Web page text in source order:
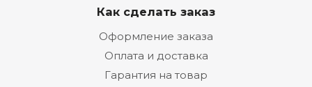
Как сделать заказ
Оформление заказа
Оплата и доставка
Гарантия на товар